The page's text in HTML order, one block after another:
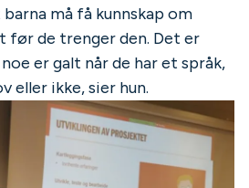
må få kunnskap om
før de trenger den. Det er
er galt når de har et språk,
eller ikke, sier hun.